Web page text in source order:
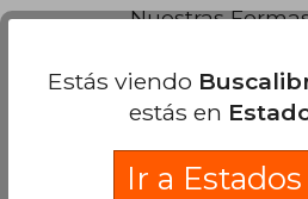
Nuestras
Estás viendo
estás en
Ir a